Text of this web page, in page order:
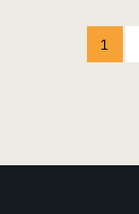
1